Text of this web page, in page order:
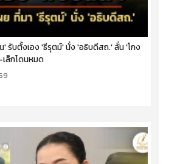
' รับตั้งเอง 'ธีรุตม์' นั่ง 'อธิบดีสถ.' ลั่น 'โกง
ล็กโดนหมด